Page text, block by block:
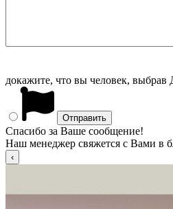
докажите, что вы человек, выбрав
Спасибо за Ваше сообщение!
Наш менеджер свяжется с Вами в